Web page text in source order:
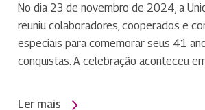
No dia 23 de novembro de 2024, a
reuniu colaboradores, cooperados e
especiais para comemorar seus 41
conquistas. A celebração aconteceu
Ler mais